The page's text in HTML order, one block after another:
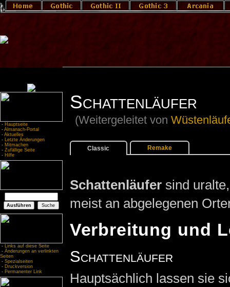
- Hauptseite
- Almanach-Portal
- Aktuelles
- Letzte Änderungen
- Mitmachen
- Zufällige Seite
- Hilfe
- Links auf diese Seite
- Änderungen an verlinkten
Seiten
- Spezialseiten
- Druckversion
- Permanenter Link
Schattenläufer
(Weitergeleitet von
Classic Remake
Schattenläufersind
meist an abgelegenen
Verbreitung und
Schattenläufer
Hauptsächlich lassen sie